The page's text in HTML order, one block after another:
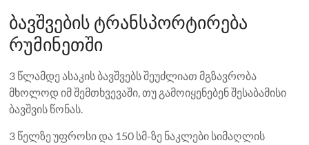
ბავშვების ტრანსპორტირება
რუმინეთში
3 წლამდე ასაკის ბავშვებს შეუძლიათ მგზავრობა
მხოლოდ იმ შემთხვევაში, თუ გამოიყენებენ შესაბამისი
ბავშვის წონას.
3 წელზე უფროსი და 150 სმ-ზე ნაკლები სიმაღლის